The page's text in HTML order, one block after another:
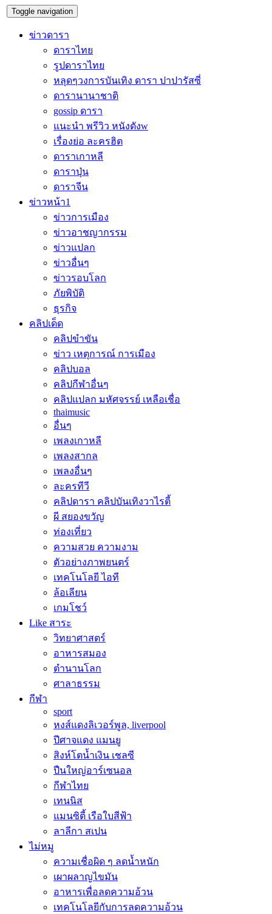
Toggle navigation
ข่าวดารา
ดาราไทย
รูปดาราไทย
หลุดๆวงการบันเทิง ดารา ปาปารัสซี่
ดารานานาชาติ
gossip ดารา
แนะนำ พรีวิว หนังดังw
เรื่องย่อ ละครฮิต
ดาราเกาหลี
ดาราปุ่น
ดาราจีน
ข่าวหน้า1
ข่าวการเมือง
ข่าวอาชญากรรม
ข่าวแปลก
ข่าวอื่นๆ
ข่าวรอบโลก
ภัยพิบัติ
ธุรกิจ
คลิปเด็ด
คลิปขำขัน
ข่าว เหตุการณ์ การเมือง
คลิปบอล
คลิปกีฬาอื่นๆ
คลิปแปลก มหัศจรรย์ เหลือเชื่อ
thaimusic
อื่นๆ
เพลงเกาหลี
เพลงสากล
เพลงอื่นๆ
ละครทีวี
คลิปดารา คลิปบันเทิงวาไรตี้
ผี สยองขวัญ
ท่องเที่ยว
ความสวย ความงาม
ตัวอย่างภาพยนตร์
เทคโนโลยี ไอที
ล้อเลียน
เกมโชว์
Like สาระ
วิทยาศาสตร์
อาหารสมอง
ตำนานโลก
ศาลาธรรม
กีฬา
sport
หงส์แดงลิเวอร์พูล, liverpool
ปีศาจแดง แมนยู
สิงห์โตน้ำเงิน เชลซี
ปืนใหญ่อาร์เซนอล
กีฬาไทย
เทนนิส
แมนซิตี้ เรือใบสีฟ้า
ลาลีกา สเปน
ไม่หมู
ความเชื่อผิด ๆ ลดน้ำหนัก
เผาผลาญไขมัน
อาหารเพื่อลดความอ้วน
เทคโนโลยีกับการลดความอ้วน